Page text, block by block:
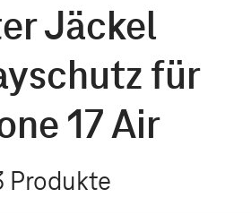
Jäckel
für
17 Air
Produkte